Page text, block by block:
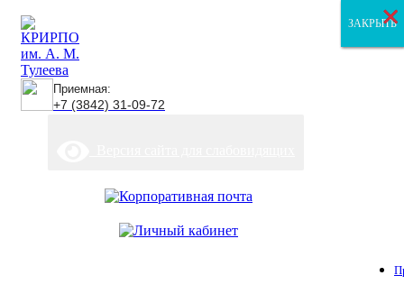
Приемная:
+7 (3842) 31-09-72
ЗАКРЫТЬ
ЗАКРЫТЬ
ЗАКРЫТЬ
×
×
×